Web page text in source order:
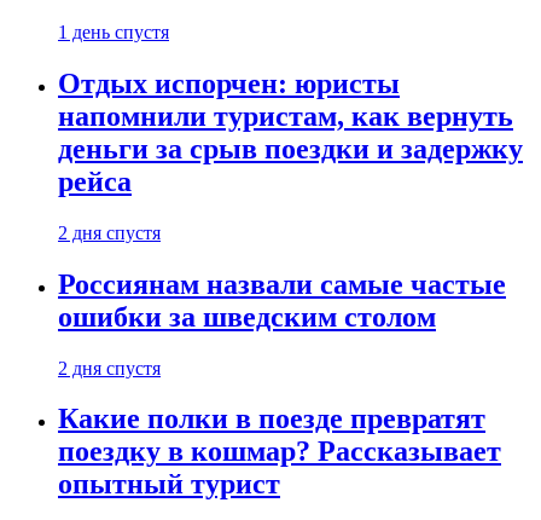
1 день спустя
Отдых испорчен: юристы
напомнили туристам, как вернуть
деньги за срыв поездки и задержку
рейса
2 дня спустя
Россиянам назвали самые частые
ошибки за шведским столом
2 дня спустя
Какие полки в поезде превратят
поездку в кошмар? Рассказывает
опытный турист